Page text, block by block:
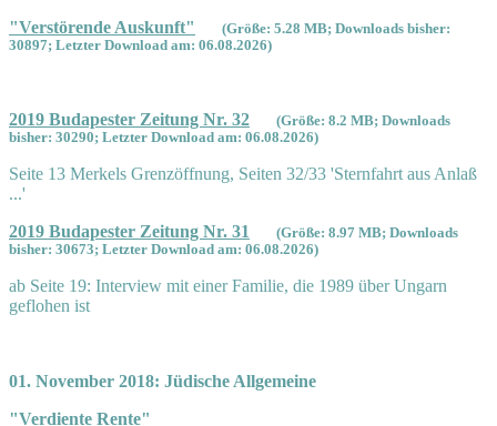
"Verstörende Auskunft"
(Größe: 5.28 MB; Downloads bisher:
30897; Letzter Download am: 06.08.2026)
2019 Budapester Zeitung Nr. 32
(Größe: 8.2 MB; Downloads
bisher: 30290; Letzter Download am: 06.08.2026)
Seite 13 Merkels Grenzöffnung, Seiten 32/33 'Sternfahrt aus Anlaß
...'
2019 Budapester Zeitung Nr. 31
(Größe: 8.97 MB; Downloads
bisher: 30673; Letzter Download am: 06.08.2026)
ab Seite 19: Interview mit einer Familie, die 1989 über Ungarn
geflohen ist
01. November 2018: Jüdische Allgemeine
"Verdiente Rente"